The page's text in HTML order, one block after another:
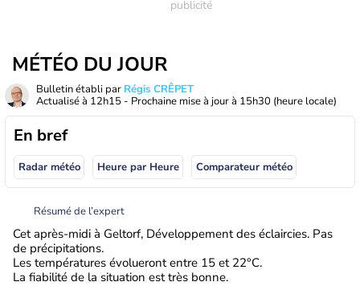
MÉTÉO DU JOUR
Bulletin établi par Régis CRÊPET
Actualisé à 12h15 - Prochaine mise à jour à 15h30 (heure locale)
En bref
Radar météo Heure par Heure Comparateur météo
Résumé de l’expert
Cet après-midi à Geltorf, Développement des éclaircies. Pas
de précipitations.
Les températures évolueront entre 15 et 22°C.
La fiabilité de la situation est très bonne.